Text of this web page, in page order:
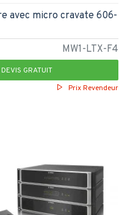
MW1-LTX-F4
avec micro cravate 606-
DEVIS GRATUIT
Prix Revendeur